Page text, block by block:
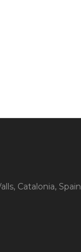
Catalonia, Spain